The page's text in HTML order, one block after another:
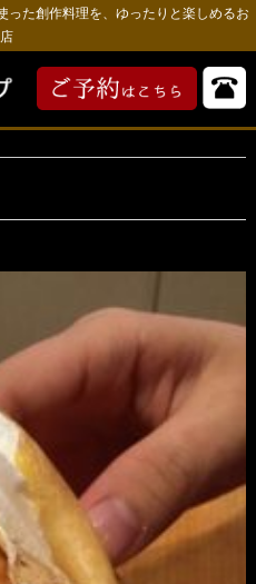
った創作料理を、ゆったりと楽しめるお
店